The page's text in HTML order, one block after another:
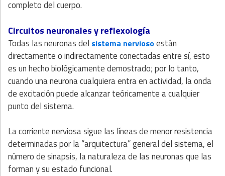
completo del cuerpo.
Circuitos neuronales y reflexología
Todas las neuronas del sistema nerviosoestán
directamente o indirectamente conectadas entre sí, esto
es un hecho biológicamente demostrado; por lo tanto,
cuando una neurona cualquiera entra en actividad, la onda
de excitación puede alcanzar teóricamente a cualquier
punto del sistema.
La corriente nerviosa sigue las líneas de menor resistencia
determinadas por la “arquitectura” general del sistema, el
número de sinapsis, la naturaleza de las neuronas que las
forman y su estado funcional.